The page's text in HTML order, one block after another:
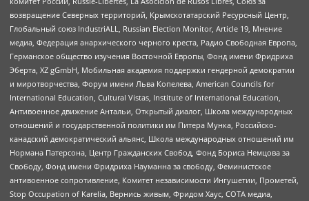
возвращение Северных территорий, Крымскотатарский Ресурсный Центр,
Глобальный союз IndustriALL, Russian Election Monitor, Article 19, Мнение
медиа, Федерация анархического черного креста, Радио Свободная Европа,
Германское общество изучения Восточной Европы, Фонд имени Фридриха
Эберта, XZ gGmbH, Мобильная академия поддержки гендерной демократии
и миротворчества, Форум имени Льва Копелева, American Councils for
International Education, Cultural Vistas, Institute of International Education,
Антивоенное движение Антальи, Открытый диалог, Школа международных
отношений и государственной политики им Питера Мунка, Российско-
канадский демократический альянс, Школа международных отношений им
Нормана Патерсона, Центр Гражданских Свобод, Фонд Бориса Немцова за
Свободу, Фонд имени Фридриха Науманна за свободу, Феминистское
антивоенное сопротивление, Комитет независимости Ингушетии, Прометей,
Stop Occupation of Karelia, Вернись живым, Фридом Хаус, СОТА медиа,